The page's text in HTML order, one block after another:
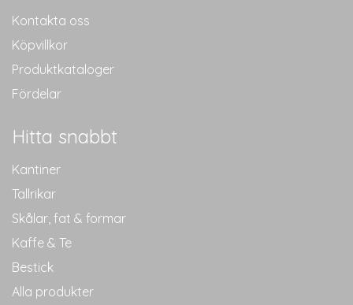
Kontakta oss
Köpvillkor
Produktkataloger
Fördelar
Hitta snabbt
Kantiner
Tallrikar
Skålar, fat & formar
Kaffe & Te
Bestick
Alla produkter